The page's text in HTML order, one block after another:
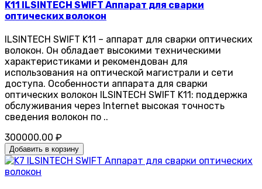
K11 ILSINTECH SWIFT Аппарат для сварки
оптических волокон
ILSINTECH SWIFT K11 – аппарат для сварки оптических
волокон. Он обладает высокими техническими
характеристиками и рекомендован для
использования на оптической магистрали и сети
доступа. Особенности аппарата для сварки
оптических волокон ILSINTECH SWIFT K11: поддержка
обслуживания через Internet высокая точность
сведения волокон по ..
300000.00 ₽
Добавить в корзину